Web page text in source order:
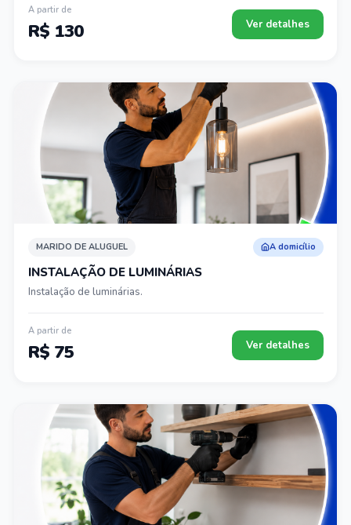
A partir de
R$ 130 Ver detalhes
MARIDO DE ALUGUEL A domicílio
INSTALAÇÃO DE LUMINÁRIAS
Instalação de luminárias.
A partir de
R$ 75 Ver detalhes